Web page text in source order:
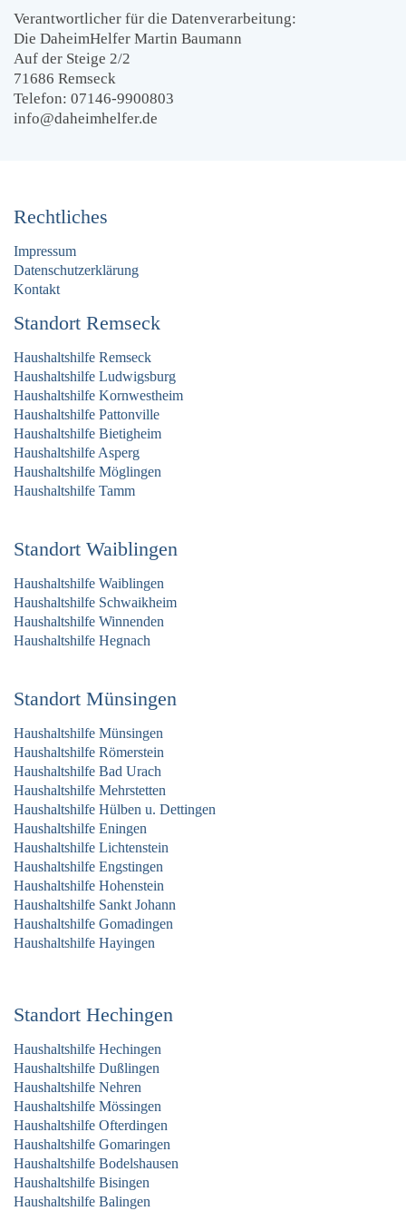
Verantwortlicher für die Datenverarbeitung:
Die DaheimHelfer Martin Baumann
Auf der Steige 2/2
71686 Remseck
Telefon: 07146-9900803
info@daheimhelfer.de
Rechtliches
Impressum
Datenschutzerklärung
Kontakt
Standort Remseck
Haushaltshilfe Remseck
Haushaltshilfe Ludwigsburg
Haushaltshilfe Kornwestheim
Haushaltshilfe Pattonville
Haushaltshilfe Bietigheim
Haushaltshilfe Asperg
Haushaltshilfe Möglingen
Haushaltshilfe Tamm
Standort Waiblingen
Haushaltshilfe Waiblingen
Haushaltshilfe Schwaikheim
Haushaltshilfe Winnenden
Haushaltshilfe Hegnach
Standort Münsingen
Haushaltshilfe Münsingen
Haushaltshilfe Römerstein
Haushaltshilfe Bad Urach
Haushaltshilfe Mehrstetten
Haushaltshilfe Hülben u. Dettingen
Haushaltshilfe Eningen
Haushaltshilfe Lichtenstein
Haushaltshilfe Engstingen
Haushaltshilfe Hohenstein
Haushaltshilfe Sankt Johann
Haushaltshilfe Gomadingen
Haushaltshilfe Hayingen
Standort Hechingen
Haushaltshilfe Hechingen
Haushaltshilfe Dußlingen
Haushaltshilfe Nehren
Haushaltshilfe Mössingen
Haushaltshilfe Ofterdingen
Haushaltshilfe Gomaringen
Haushaltshilfe Bodelshausen
Haushaltshilfe Bisingen
Haushaltshilfe Balingen